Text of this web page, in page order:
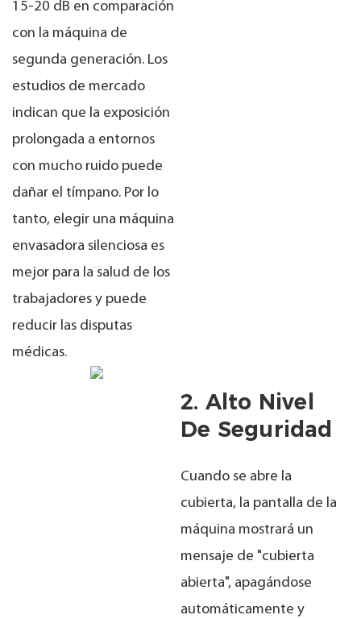
15-20 dB en comparación
con la máquina de
segunda generación. Los
estudios de mercado
indican que la exposición
prolongada a entornos
con mucho ruido puede
dañar el tímpano. Por lo
tanto, elegir una máquina
envasadora silenciosa es
mejor para la salud de los
trabajadores y puede
reducir las disputas
médicas.
2. Alto Nivel
De Seguridad
Cuando se abre la
cubierta, la pantalla de la
máquina mostrará un
mensaje de "cubierta
abierta", apagándose
automáticamente y